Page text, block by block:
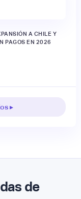
A CHILE Y
PAGOS EN 2026
▸
de